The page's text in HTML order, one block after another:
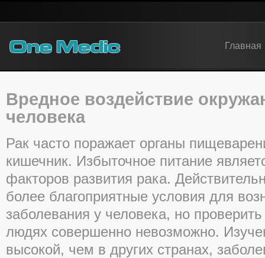
Главная
Вредное воздействие
человека
Рак часто поражает органы
кишечник. Избыточное питание
факторов развития рака.
более благоприятные условия для
заболевания у человека, но
людях совершенно невозможно.
высокой, чем в других странах,